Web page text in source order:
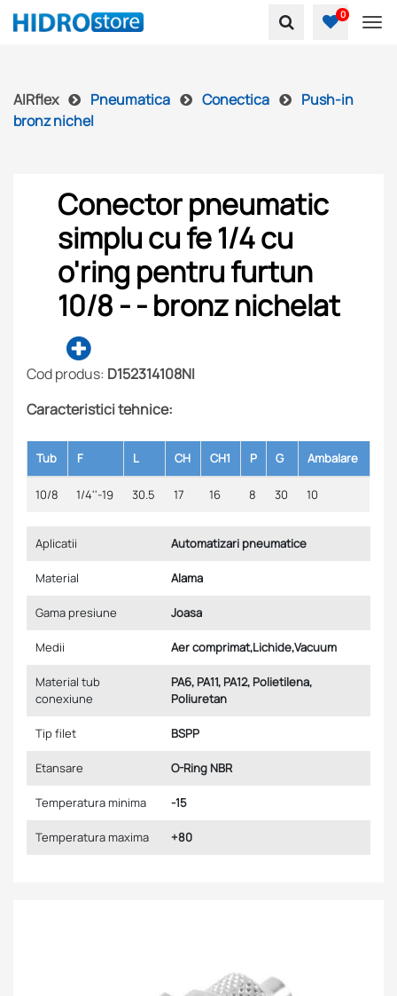
0
AIRflex Pneumatica Conectica
Push-in
bronz nichel
Conector pneumatic
simplu cu fe 1/4 cu
o'ring pentru furtun
10/8 - - bronz nichelat
Cod produs: D152314108NI
Caracteristici tehnice:
Tub F L CH CH1 P G Ambalare
10/8 1/4''-19 30.5 17 16 8 30 10
Aplicatii Automatizari pneumatice
Material Alama
Gama presiune Joasa
Medii Aer comprimat,Lichide,Vacuum
Material tub
conexiune
PA6, PA11, PA12, Polietilena,
Poliuretan
Tip filet BSPP
Etansare O-Ring NBR
Temperatura minima -15
Temperatura maxima +80